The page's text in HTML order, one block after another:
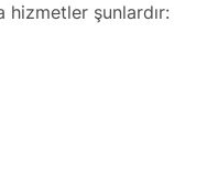
hizmetler şunlardır: